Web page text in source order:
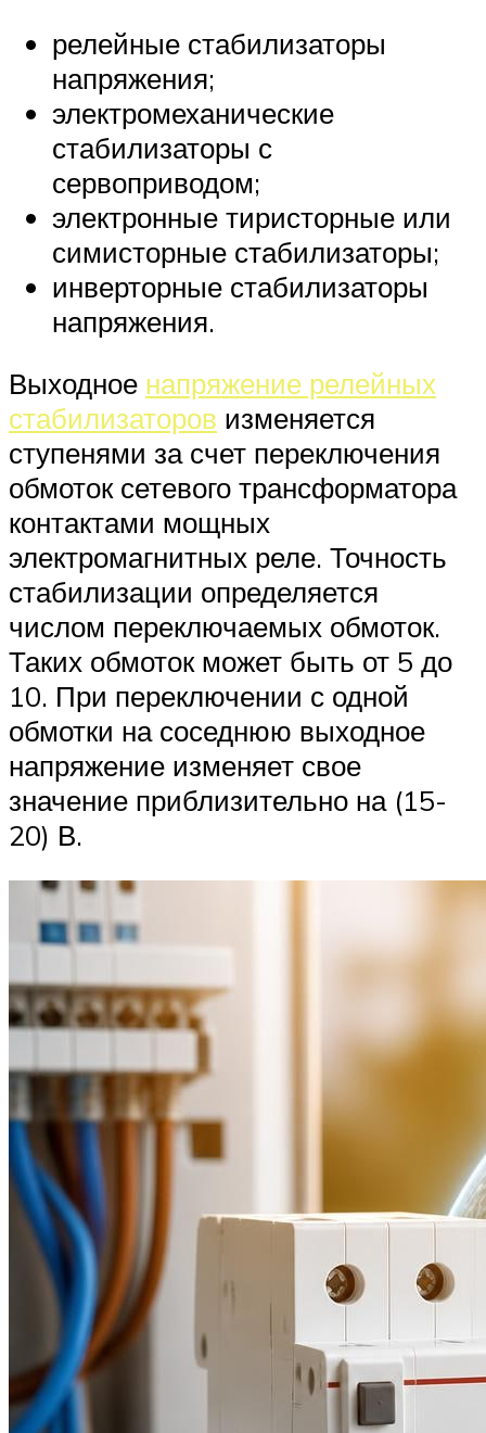
релейные стабилизаторы
напряжения;
электромеханические
стабилизаторы с
сервоприводом;
электронные тиристорные или
симисторные стабилизаторы;
инверторные стабилизаторы
напряжения.
Выходное напряжение релейных
стабилизаторов изменяется
ступенями за счет переключения
обмоток сетевого трансформатора
контактами мощных
электромагнитных реле. Точность
стабилизации определяется
числом переключаемых обмоток.
Таких обмоток может быть от 5 до
10. При переключении с одной
обмотки на соседнюю выходное
напряжение изменяет свое
значение приблизительно на (15-
20) В.